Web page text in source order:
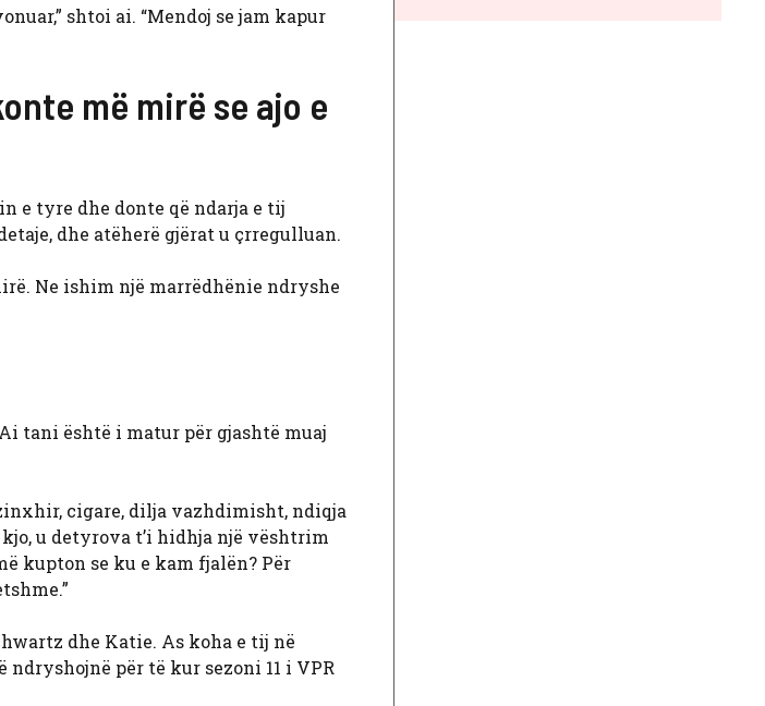
shtoi ai. “Mendoj se jam kapur
më mirë se ajo e
e tyre dhe donte që ndarja e tij
dhe atëherë gjërat u çrregulluan.
Ne ishim një marrëdhënie ndryshe
tani është i matur për gjashtë muaj
cigare, dilja vazhdimisht, ndiqja
u detyrova t’i hidhja një vështrim
kupton se ku e kam fjalën? Për
dhe Katie. As koha e tij në
për të kur sezoni 11 i VPR